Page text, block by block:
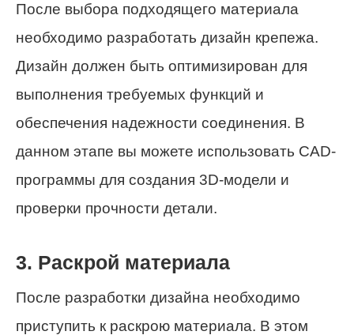
После выбора подходящего материала
необходимо разработать дизайн крепежа.
Дизайн должен быть оптимизирован для
выполнения требуемых функций и
обеспечения надежности соединения. В
данном этапе вы можете использовать CAD-
программы для создания 3D-модели и
проверки прочности детали.
3. Раскрой материала
После разработки дизайна необходимо
приступить к раскрою материала. В этом